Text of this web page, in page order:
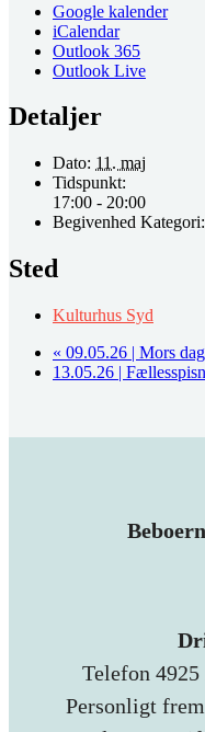
Google kalender
iCalendar
Outlook 365
Outlook Live
Detaljer
Dato: 11. maj
Tidspunkt:
17:00 - 20:00
Begivenhed Kategori:
Sted
Kulturhus Syd
« 09.05.26 | Mors
13.05.26 |
Telefon
Personligt